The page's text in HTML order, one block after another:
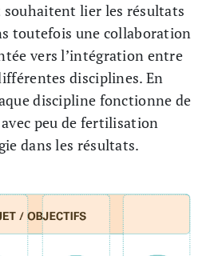
lier les résultats
toutefois une collaboration
vers l’intégration entre
disciplines. En
discipline fonctionne de
peu de fertilisation
dans les résultats.